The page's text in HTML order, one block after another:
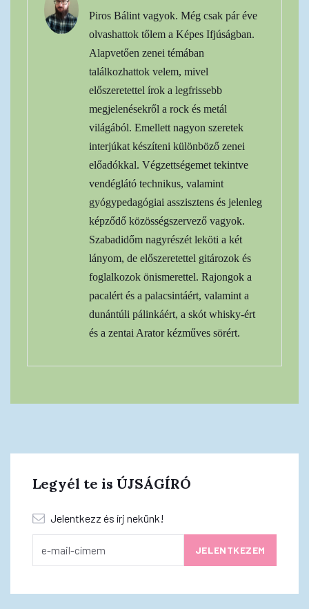
Piros Bálint vagyok. Még csak pár éve
olvashattok tőlem a Képes Ifjúságban.
Alapvetően zenei témában
találkozhattok velem, mivel
előszeretettel írok a legfrissebb
megjelenésekről a rock és metál
világából. Emellett nagyon szeretek
interjúkat készíteni különböző zenei
előadókkal. Végzettségemet tekintve
vendéglátó technikus, valamint
gyógypedagógiai asszisztens és jelenleg
képződő közösségszervező vagyok.
Szabadidőm nagyrészét leköti a két
lányom, de előszeretettel gitározok és
foglalkozok önismerettel. Rajongok a
pacalért és a palacsintáért, valamint a
dunántúli pálinkáért, a skót whisky-ért
és a zentai Arator kézműves sörért.
Legyél te is ÚJSÁGÍRÓ
Jelentkezz és írj nekünk!